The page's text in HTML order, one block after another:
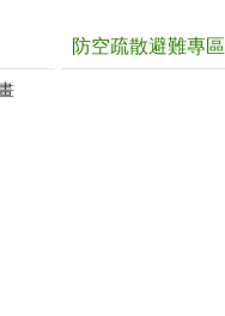
防空疏散避難專區